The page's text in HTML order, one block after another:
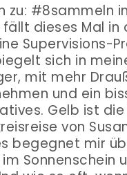
zu: #8sammeln
fällt dieses Mal in
Supervisions-
sich in
mit mehr
und ein
Gelb ist
von
begegnet mir
Sonnenschein